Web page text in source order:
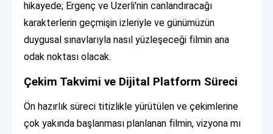
hikayede; Ergenç ve Uzerli'nin canlandıracağı
karakterlerin geçmişin izleriyle ve günümüzün
duygusal sınavlarıyla nasıl yüzleşeceği filmin ana
odak noktası olacak.
Çekim Takvimi ve Dijital Platform Süreci
Ön hazırlık süreci titizlikle yürütülen ve çekimlerine
çok yakında başlanması planlanan filmin, vizyona mı